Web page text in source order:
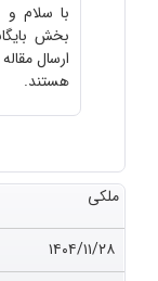
با سلام و
بخش
ارسال
هستند.
ملکی
۱۴۰۴/۱۱/۲۸